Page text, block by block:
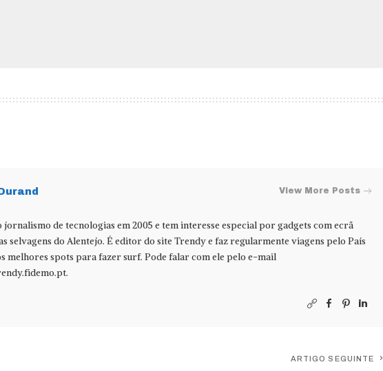
View More Posts
jornalismo de tecnologias em 2005 e tem interesse especial por gadgets com ecrã
selvagens do Alentejo. É editor do site Trendy e faz regularmente viagens pelo País
melhores spots para fazer surf. Pode falar com ele pelo e-mail
.
ARTIGO SEGUINTE